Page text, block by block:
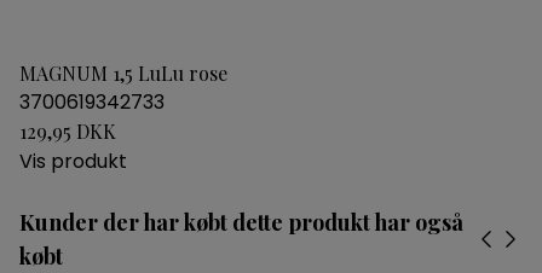
MAGNUM 1,5 LuLu rose
3700619342733
129,95 DKK
Vis produkt
Kunder der har købt dette produkt har også
købt